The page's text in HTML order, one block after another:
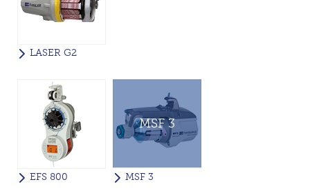
LASER G2
EFS 800
MSF 3
MSF 3